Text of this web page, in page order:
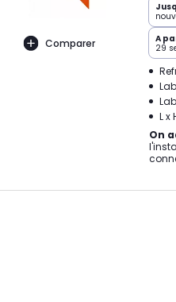
Comparer
A
29
L x
On